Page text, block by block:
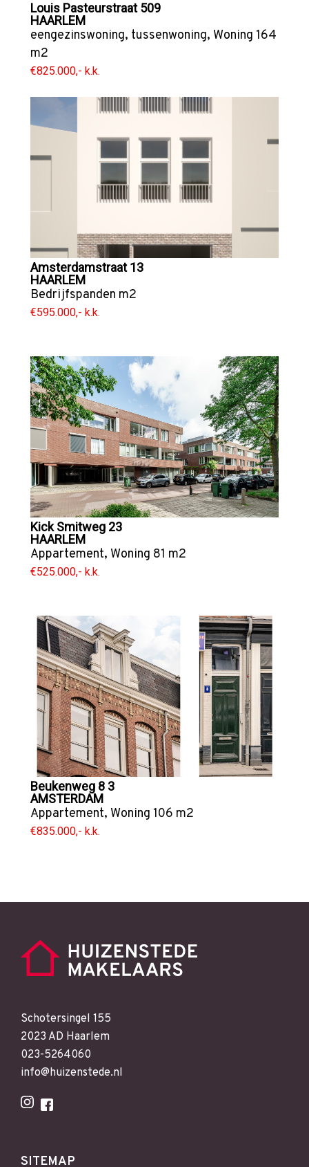
Louis Pasteurstraat 509
HAARLEM
eengezinswoning, tussenwoning, Woning 164
m2
€825.000,- k.k.
Amsterdamstraat 13
HAARLEM
Bedrijfspanden m2
€595.000,- k.k.
Kick Smitweg 23
HAARLEM
Appartement, Woning 81 m2
€525.000,- k.k.
Beukenweg 8 3
AMSTERDAM
Appartement, Woning 106 m2
€835.000,- k.k.
Schotersingel 155
2023 AD Haarlem
023-5264060
info@huizenstede.nl
SITEMAP